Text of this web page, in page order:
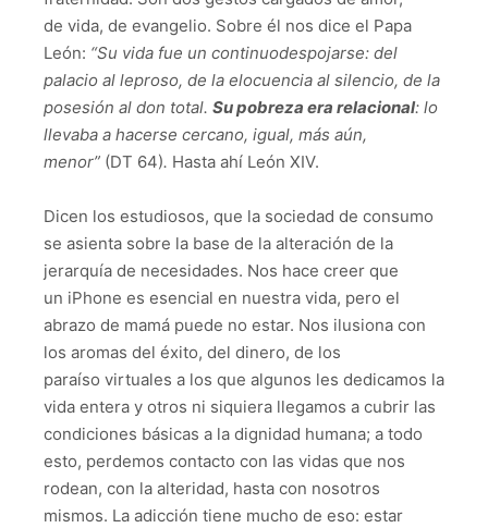
de vida, de evangelio. Sobre él nos dice el Papa
León: “Su vida fue un continuodespojarse: del
palacio al leproso, de la elocuencia al silencio, de la
posesión al don total. Su pobreza era relacional: lo
llevaba a hacerse cercano, igual, más aún,
menor” (DT 64). Hasta ahí León XIV.
Dicen los estudiosos, que la sociedad de consumo
se asienta sobre la base de la alteración de la
jerarquía de necesidades. Nos hace creer que
un iPhone es esencial en nuestra vida, pero el
abrazo de mamá puede no estar. Nos ilusiona con
los aromas del éxito, del dinero, de los
paraíso virtuales a los que algunos les dedicamos la
vida entera y otros ni siquiera llegamos a cubrir las
condiciones básicas a la dignidad humana; a todo
esto, perdemos contacto con las vidas que nos
rodean, con la alteridad, hasta con nosotros
mismos. La adicción tiene mucho de eso: estar